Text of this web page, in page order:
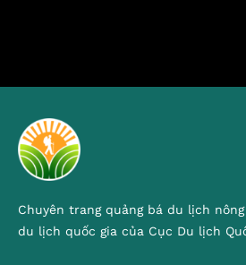
Chuyên trang quảng bá du lịch
du lịch quốc gia của Cục Du lịch